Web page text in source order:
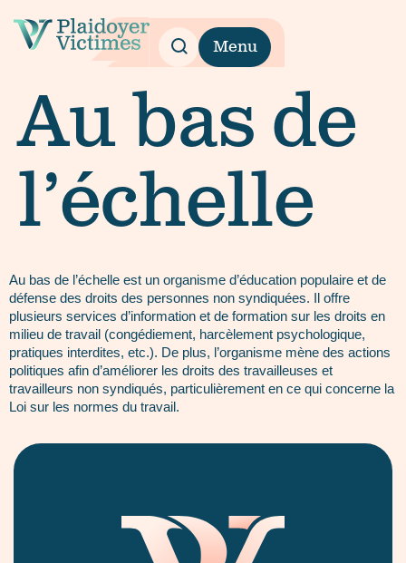
Menu
Au bas de
l’échelle
Au bas de l’échelle est un organisme d’éducation populaire et de
défense des droits des personnes non syndiquées. Il offre
plusieurs services d’information et de formation sur les droits en
milieu de travail (congédiement, harcèlement psychologique,
pratiques interdites, etc.). De plus, l’organisme mène des actions
politiques afin d’améliorer les droits des travailleuses et
travailleurs non syndiqués, particulièrement en ce qui concerne la
Loi sur les normes du travail.